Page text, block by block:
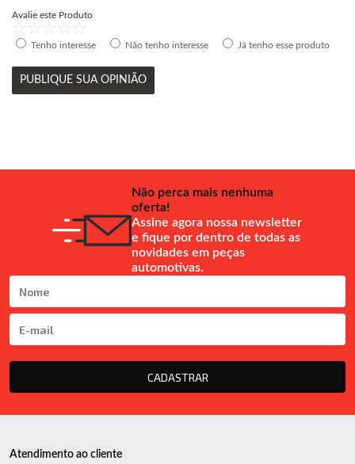
Avalie este Produto
Tenho interesse Não tenho interesse Já tenho esse produto
PUBLIQUE SUA OPINIÃO
Não perca mais nenhuma
oferta!
Assine agora nossa newsletter
e fique por dentro de todas as
novidades em peças
automotivas.
CADASTRAR
Atendimento ao cliente